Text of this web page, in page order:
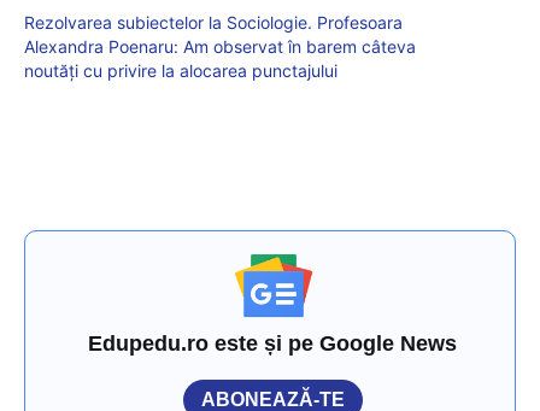
Rezolvarea subiectelor la Sociologie. Profesoara
Alexandra Poenaru: Am observat în barem câteva
noutăți cu privire la alocarea punctajului
Edupedu.ro este și pe Google News
ABONEAZĂ-TE